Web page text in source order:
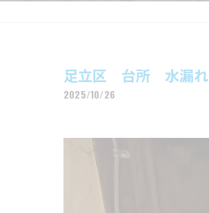
足立区 台所 水漏れ
2025/10/26